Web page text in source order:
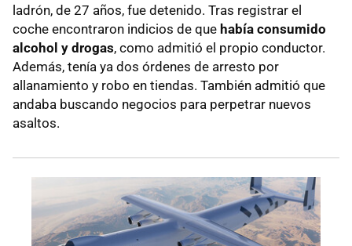
ladrón, de 27 años, fue detenido. Tras registrar el
coche encontraron indicios de que había consumido
alcohol y drogas, como admitió el propio conductor.
Además, tenía ya dos órdenes de arresto por
allanamiento y robo en tiendas. También admitió que
andaba buscando negocios para perpetrar nuevos
asaltos.